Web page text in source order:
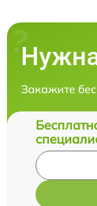
Закажите